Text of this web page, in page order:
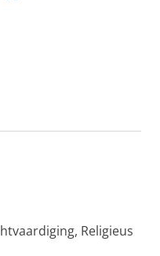
Religieus